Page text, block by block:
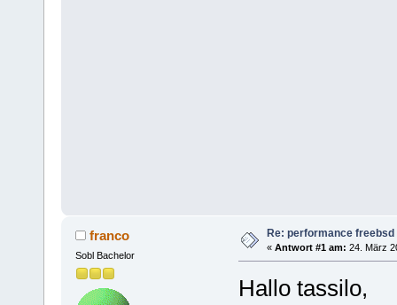
franco
Sobl Bachelor
Re: performance
« Antwort #1 am: 24. März
Hallo tassilo,